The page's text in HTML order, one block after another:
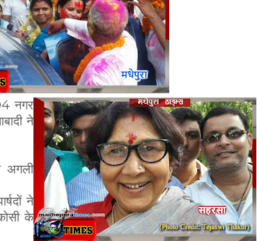
नगर
ने
अगली
ने
के